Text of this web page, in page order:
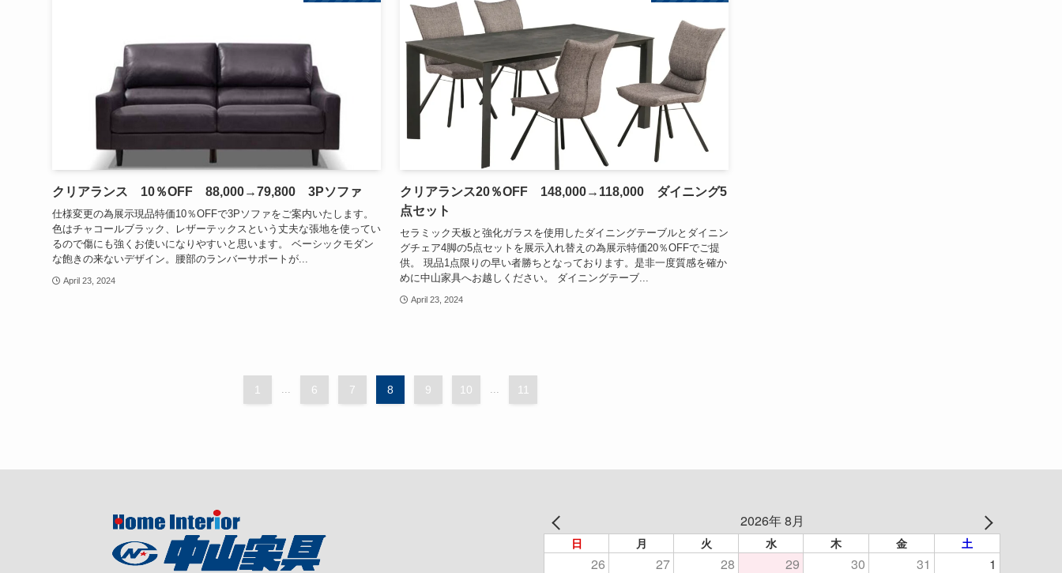
クリアランス 10％OFF 88,000→79,800 3Pソファ
仕様変更の為展示現品特価10％OFFで3Pソファをご案内いたします。
色はチャコールブラック、レザーテックスという丈夫な張地を使ってい
るので傷にも強くお使いになりやすいと思います。 ベーシックモダン
な飽きの来ないデザイン。腰部のランバーサポートが...
April 23, 2024
クリアランス20％OFF 148,000→118,000 ダイニング5
点セット
セラミック天板と強化ガラスを使用したダイニングテーブルとダイニン
グチェア4脚の5点セットを展示入れ替えの為展示特価20％OFFでご提
供。 現品1点限りの早い者勝ちとなっております。是非一度質感を確か
めに中山家具へお越しください。 ダイニングテーブ...
April 23, 2024
1 ... 6 7 8 9 10 ... 11
2026年 8月
日 月 火 水 木 金 土
26 27 28 29 30 31 1